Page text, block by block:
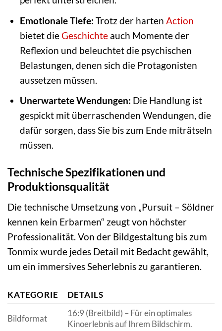
Emotionale Tiefe: Trotz der harten Action
bietet dieGeschichteauch Momente der
Reflexion und beleuchtet die psychischen
Belastungen, denen sich die Protagonisten
aussetzen müssen.
Unerwartete Wendungen: Die Handlung ist
gespickt mit überraschenden Wendungen, die
dafür sorgen, dass Sie bis zum Ende miträtseln
müssen.
Technische Spezifikationen und
Produktionsqualität
Die technische Umsetzung von „Pursuit – Söldner
kennen kein Erbarmen“ zeugt von höchster
Professionalität. Von der Bildgestaltung bis zum
Tonmix wurde jedes Detail mit Bedacht gewählt,
um ein immersives Seherlebnis zu garantieren.
KATEGORIE DETAILS
Bildformat
16:9 (Breitbild) – Für ein optimales
Kinoerlebnis auf Ihrem Bildschirm.